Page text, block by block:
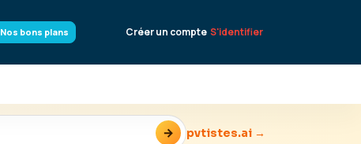
Nos bons plans Créer un compte S'identifier
→ pvtistes.ai →